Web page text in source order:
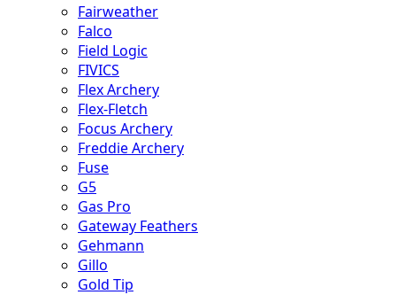
Fairweather
Falco
Field Logic
FIVICS
Flex Archery
Flex-Fletch
Focus Archery
Freddie Archery
Fuse
G5
Gas Pro
Gateway Feathers
Gehmann
Gillo
Gold Tip